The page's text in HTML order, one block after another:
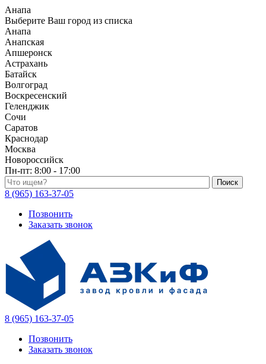
Анапа
Выберите Ваш город из списка
Анапа
Анапская
Апшеронск
Астрахань
Батайск
Волгоград
Воскресенский
Геленджик
Сочи
Саратов
Краснодар
Москва
Новороссийск
Пн-пт: 8:00 - 17:00
Поиск по каталогу
8 (965) 163-37-05
Позвонить
Заказать звонок
8 (965) 163-37-05
Позвонить
Заказать звонок